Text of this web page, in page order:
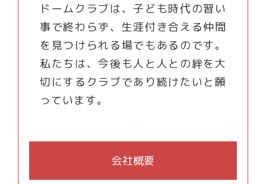
ドームクラブは、子ども時代の習い
事で終わらず、生涯付き合える仲間
を見つけられる場でもあるのです。
私たちは、今後も人と人との絆を大
切にするクラブであり続けたいと願
っています。
会社概要